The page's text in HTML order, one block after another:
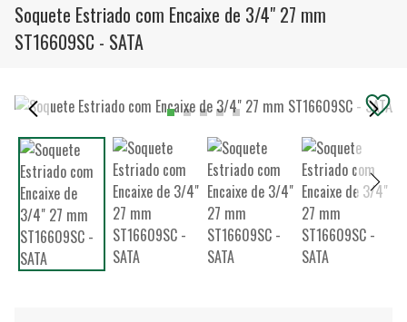
Soquete Estriado com Encaixe de 3/4" 27 mm
ST16609SC - SATA